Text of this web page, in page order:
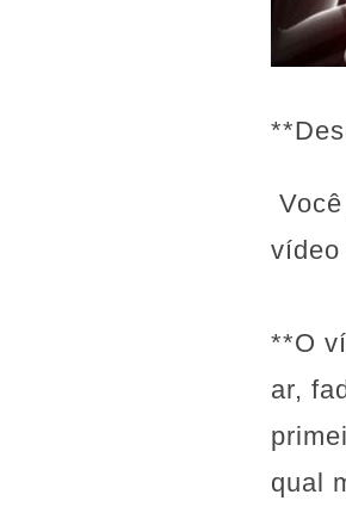
vídeo
**O
ar,
qual